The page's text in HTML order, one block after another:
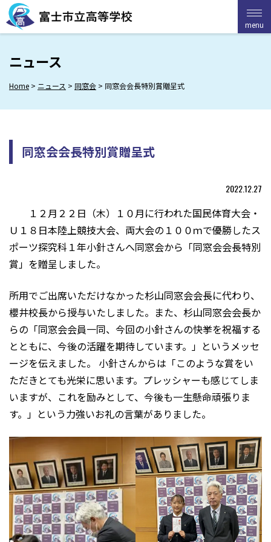
Skip
to
content
ニュース
Home > ニュース > 同窓会 > 同窓会会長特別賞贈呈式
同窓会会長特別賞贈呈式
2022.12.27
１２月２２日（木）１０月に行われた国民体育大会・
Ｕ１８日本陸上競技大会、両大会の１００ｍで優勝したス
ポーツ探究科１年小針さんへ同窓会から「同窓会会長特別
賞」を贈呈しました。
所用でご出席いただけなかった杉山同窓会会長に代わり、
櫻井校長から授与いたしました。また、杉山同窓会会長か
らの「同窓会会員一同、今回の小針さんの快挙を祝福する
とともに、今後の活躍を期待しています。」というメッセ
ージを伝えました。 小針さんからは「このような賞をい
ただきとても光栄に思います。プレッシャーも感じてしま
いますが、これを励みとして、今後も一生懸命頑張りま
す。」という力強いお礼の言葉がありました。
menu
menu